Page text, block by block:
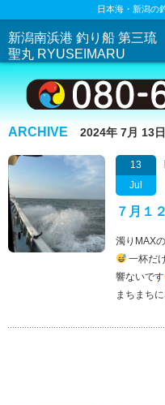
日本海・新潟の
新潟南浜港 釣り船 第三琉
聖丸 RYUSEIMARU
ARCHIVE 2024年 7月 13日
13
Jul
７月１
濁りMAX
一杯だ
響ないです
まちまち